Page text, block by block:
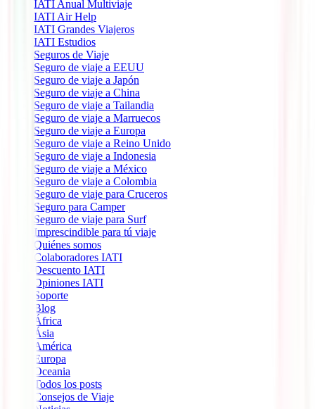
IATI Anual Multiviaje
IATI Air Help
IATI Grandes Viajeros
IATI Estudios
Seguros de Viaje
Seguro de viaje a EEUU
Seguro de viaje a Japón
Seguro de viaje a China
Seguro de viaje a Tailandia
Seguro de viaje a Marruecos
Seguro de viaje a Europa
Seguro de viaje a Reino Unido
Seguro de viaje a Indonesia
Seguro de viaje a México
Seguro de viaje a Colombia
Seguro de viaje para Cruceros
Seguro para Camper
Seguro de viaje para Surf
Imprescindible para tú viaje
Quiénes somos
Colaboradores IATI
Descuento IATI
Opiniones IATI
Soporte
Blog
África
Ásia
América
Europa
Oceania
Todos los posts
Consejos de Viaje